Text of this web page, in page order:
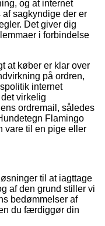
og at internet
sagkyndige der er
Det giver dig
i forbindelse
at køber er klar over
på ordren,
internet
virkelig
ordremail, således
Flamingo
vare til en pige eller
til at iagttage
af den grund stiller vi
bedømmelser af
du færdiggør din